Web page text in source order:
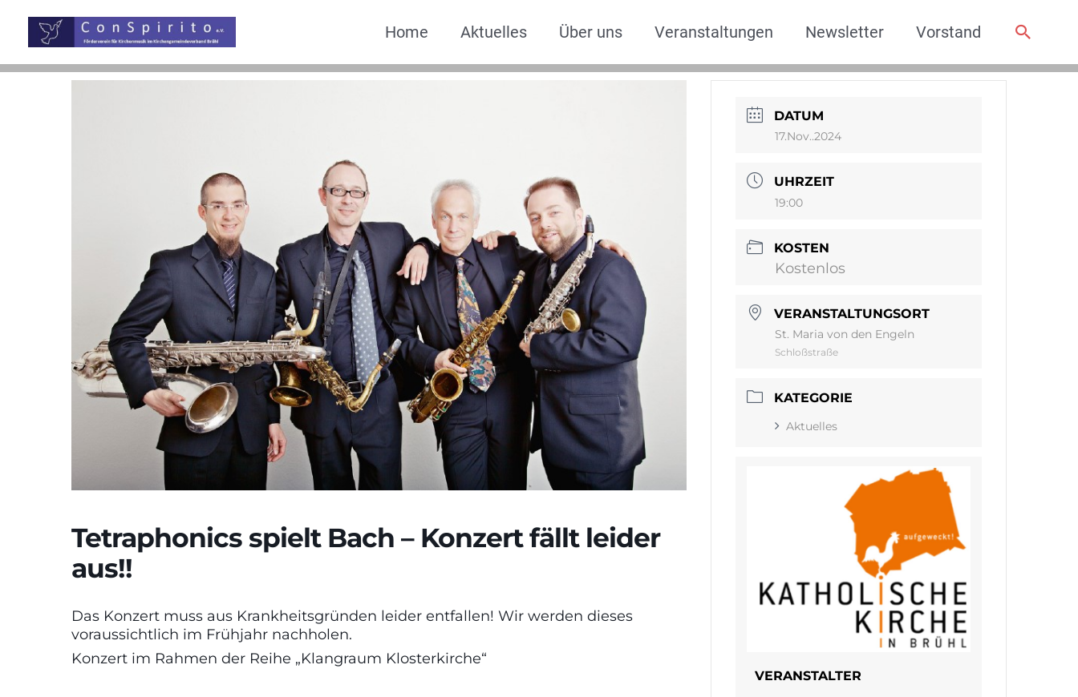
Home Aktuelles Über uns Veranstaltungen Newsletter Vorstand
Tetraphonics spielt Bach – Konzert fällt leider
aus!!
Das Konzert muss aus Krankheitsgründen leider entfallen! Wir werden dieses
voraussichtlich im Frühjahr nachholen.
Konzert im Rahmen der Reihe „Klangraum Klosterkirche“
DATUM
17.Nov..2024
UHRZEIT
19:00
KOSTEN
Kostenlos
VERANSTALTUNGSORT
St. Maria von den Engeln
Schloßstraße
KATEGORIE
Aktuelles
VERANSTALTER